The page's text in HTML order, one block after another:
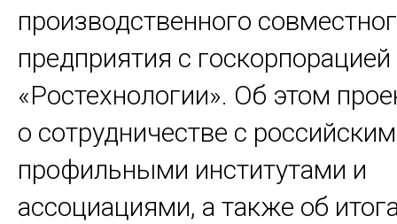
производственного
предприятия с госкорпорацией
«Ростехнологии». Об этом
о сотрудничестве с
профильными институтами и
ассоциациями, а также об